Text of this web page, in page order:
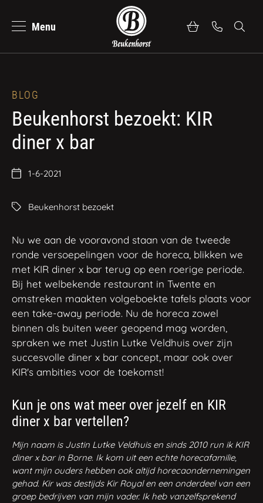
Menu
Beukenhorst Koffie
Bekijk alle professionele koffiemachines
MerkWMF
Merk Melitta
Merk Faema
Bekijk al onze koffiemachines
Nederlands
BLOG
Beukenhorst bezoekt: KIR
diner x bar
1-6-2021
Beukenhorst bezoekt
Nu we aan de vooravond staan van de tweede
ronde versoepelingen voor de horeca, blikken we
met KIR diner x bar terug op een roerige periode.
Bij het welbekende restaurant in Twente en
omstreken maakten volgeboekte tafels plaats voor
een take-away periode. Nu de horeca zowel
binnen als buiten weer geopend mag worden,
spraken we met Justin Lutke Veldhuis over zijn
succesvolle diner x bar concept, maar ook over
KIR's ambities voor de toekomst!
Kun je ons wat meer over jezelf en KIR
diner x bar vertellen?
Mijn naam is Justin Lutke Veldhuis en sinds 2010 run ik KIR
diner x bar in Borne. Ik kom uit een echte horecafamilie,
want mijn ouders hebben ook altijd horecaondernemingen
gehad. Kir was destijds Kir Royal en een onderdeel van een
groep bedrijven van mijn vader. Ik heb vanzelfsprekend